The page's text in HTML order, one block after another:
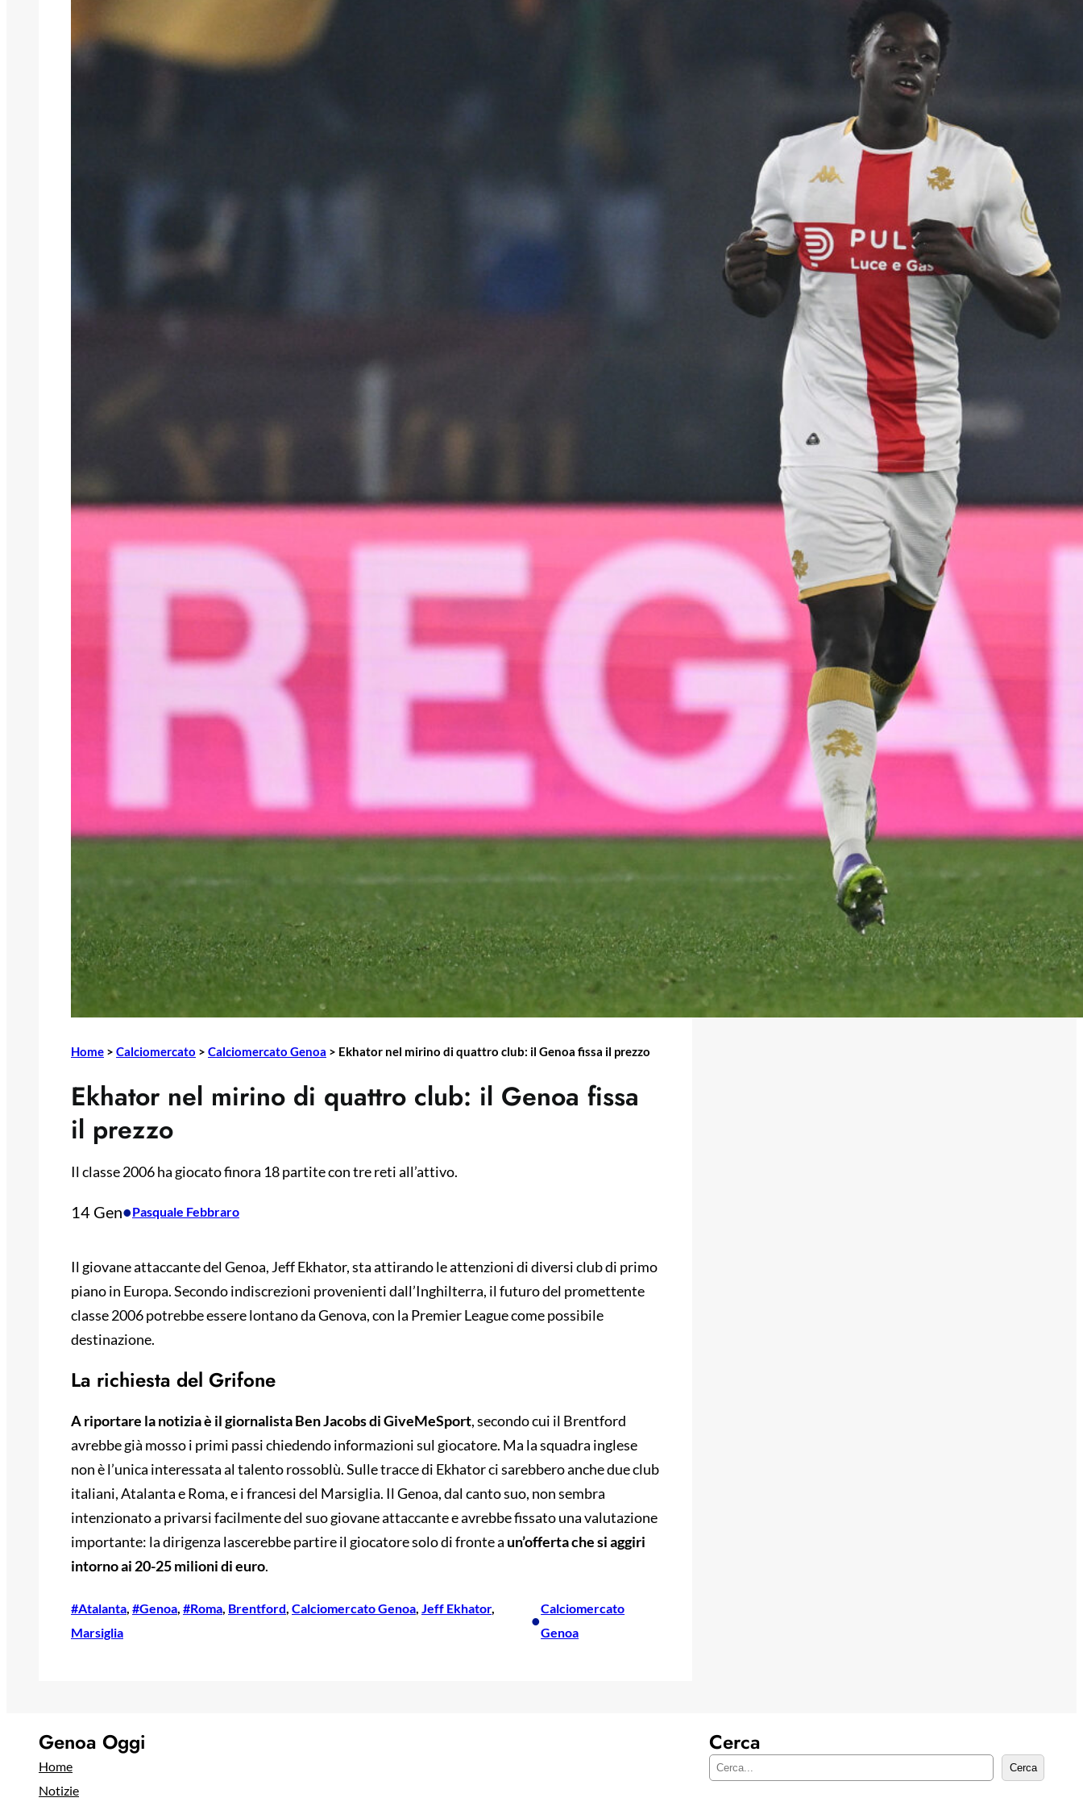
Home > Calciomercato > Calciomercato Genoa > Ekhator nel mirino di quattro club: il Genoa fissa il prezzo
Ekhator nel mirino di quattro club: il Genoa fissa
il prezzo
Il classe 2006 ha giocato finora 18 partite con tre reti all’attivo.
14 Gen•Pasquale Febbraro
Il giovane attaccante del Genoa, Jeff Ekhator, sta attirando le attenzioni di diversi club di primo
piano in Europa. Secondo indiscrezioni provenienti dall’Inghilterra, il futuro del promettente
classe 2006 potrebbe essere lontano da Genova, con la Premier League come possibile
destinazione.
La richiesta del Grifone
A riportare la notizia è il giornalista Ben Jacobs di GiveMeSport, secondo cui il Brentford
avrebbe già mosso i primi passi chiedendo informazioni sul giocatore. Ma la squadra inglese
non è l’unica interessata al talento rossoblù. Sulle tracce di Ekhator ci sarebbero anche due club
italiani, Atalanta e Roma, e i francesi del Marsiglia. Il Genoa, dal canto suo, non sembra
intenzionato a privarsi facilmente del suo giovane attaccante e avrebbe fissato una valutazione
importante: la dirigenza lascerebbe partire il giocatore solo di fronte a un’offerta che si aggiri
intorno ai 20-25 milioni di euro.
#Atalanta, #Genoa, #Roma, Brentford, Calciomercato Genoa, Jeff Ekhator
Marsiglia
•
Calciomercato
Genoa
L’ex rossoblù Carparelli riparte dal
Cisano: nuova sfida a 50 anni
Genoa in lutto: è scomparso l’ex
allenatore Pippo Marchioro
6 Agosto 2026
Genoa Oggi
Home
Notizie
Cerca
C
Cerca